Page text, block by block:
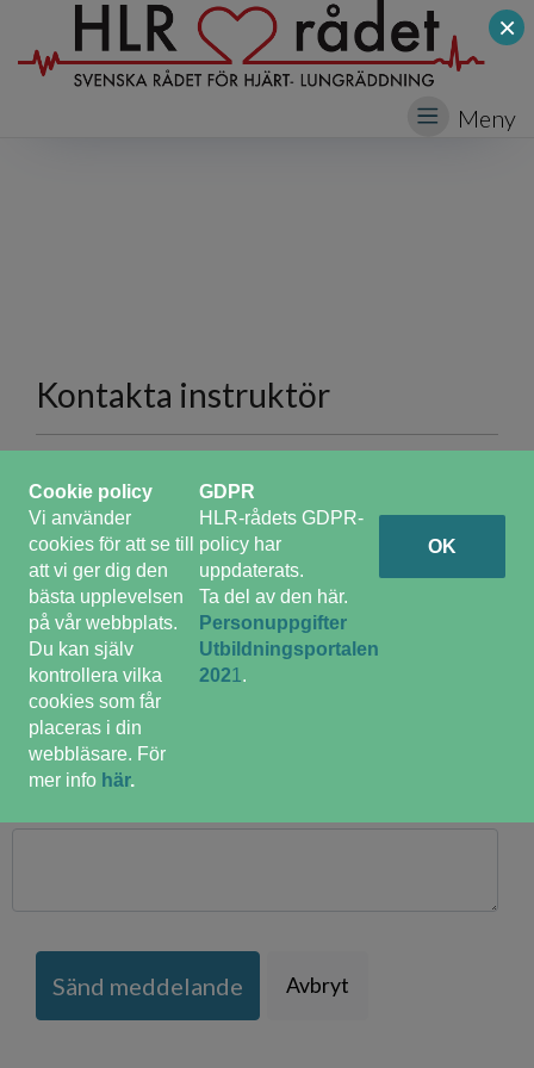
Meny
Kontakta instruktör
Din e-post adress *
Sänd meddelande Avbryt
×
Cookie policy
Vi använder
cookies för att se till
att vi ger dig den
bästa upplevelsen
på vår webbplats.
Du kan själv
kontrollera vilka
cookies som får
placeras i din
webbläsare. För
mer info här.
GDPR
HLR-rådets GDPR-
policy har
uppdaterats.
Ta del av den här.
Personuppgifter
Utbildningsportalen
2021 .
OK